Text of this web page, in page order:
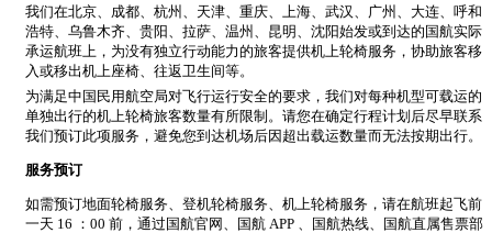
我们在北京、成都、杭州、天津、重庆、上海、武汉、广州、大连、呼和
浩特、乌鲁木齐、贵阳、拉萨、温州、昆明、沈阳始发或到达的国航实际
承运航班上，为没有独立行动能力的旅客提供机上轮椅服务，协助旅客移
入或移出机上座椅、往返卫生间等。
为满足中国民用航空局对飞行运行安全的要求，我们对每种机型可载运的
单独出行的机上轮椅旅客数量有所限制。请您在确定行程计划后尽早联系
我们预订此项服务，避免您到达机场后因超出载运数量而无法按期出行。
服务预订
如需预订地面轮椅服务、登机轮椅服务、机上轮椅服务，请在航班起飞前
一天 16 ：00 前，通过国航官网、国航 APP 、国航热线、国航直属售票部